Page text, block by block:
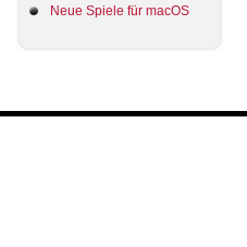
Neue Spiele für macOS